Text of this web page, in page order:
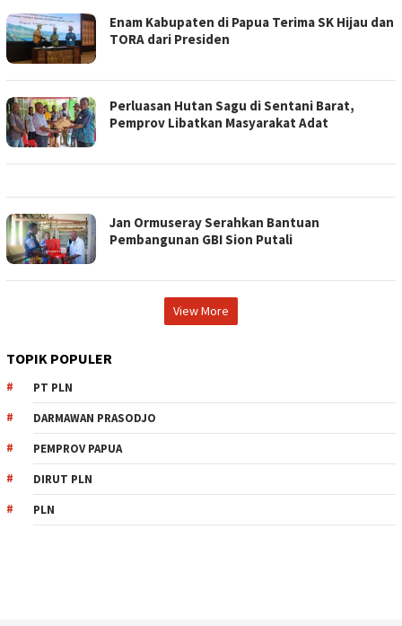
Enam Kabupaten di Papua Terima SK Hijau dan
TORA dari Presiden
Perluasan Hutan Sagu di Sentani Barat,
Pemprov Libatkan Masyarakat Adat
Jan Ormuseray Serahkan Bantuan
Pembangunan GBI Sion Putali
View More
TOPIK POPULER
PT PLN
DARMAWAN PRASODJO
PEMPROV PAPUA
DIRUT PLN
PLN